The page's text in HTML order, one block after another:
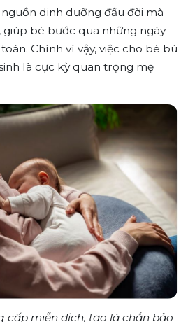
dinh dưỡng đầu đời mà
giúp bé bước qua những ngày
Chính vì vậy, việc cho bé bú
là cực kỳ quan trọng mẹ
cấp miễn dịch, tạo lá chắn bảo